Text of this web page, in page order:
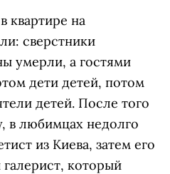
квартире на
сверстники
умерли, а гостями
дети детей, потом
детей. После того
в любимцах недолго
из Киева, затем его
который